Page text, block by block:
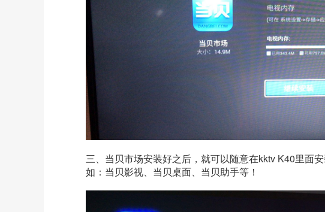
三、当贝市场安装好之后，就可以随意在kktv K40里面
如：当贝影视、当贝桌面、当贝助手等！